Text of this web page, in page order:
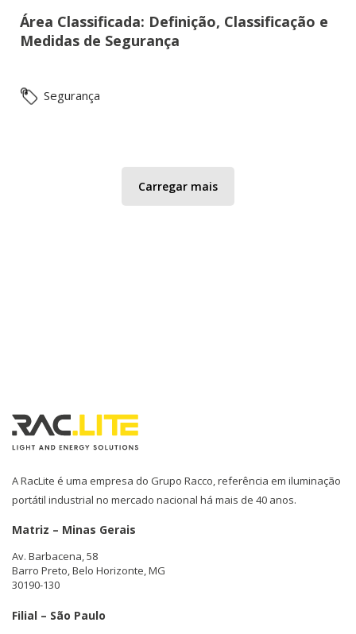
Área Classificada: Definição, Classificação e
Medidas de Segurança
Segurança
Carregar mais
A RacLite é uma empresa do Grupo Racco, referência em iluminação
portátil industrial no mercado nacional há mais de 40 anos.
Matriz – Minas Gerais
Av. Barbacena, 58
Barro Preto, Belo Horizonte, MG
30190-130
Filial – São Paulo